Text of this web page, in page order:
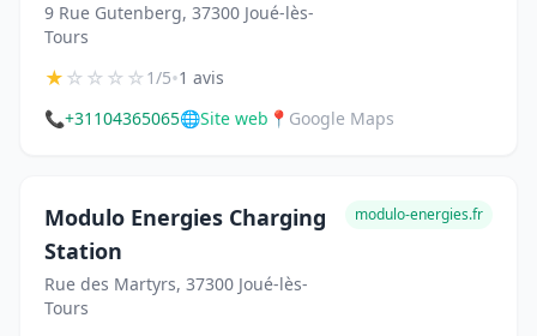
9 Rue Gutenberg, 37300 Joué-lès-
Tours
★☆☆☆☆1/5•1 avis
📞+31104365065🌐Site web 📍 Google Maps
Modulo Energies Charging
Station
Rue des Martyrs, 37300 Joué-lès-
Tours
modulo-energies.fr